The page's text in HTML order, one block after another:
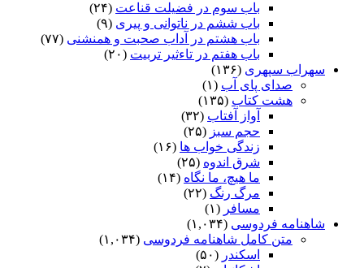
باب سوم در فضیلت قناعت (۲۴)
باب ششم در ناتوانى و پیرى (۹)
باب هشتم در آداب صحبت و همنشنى (۷۷)
باب هفتم در تاءثیر تربیت (۲۰)
سهراب سپهری (۱۳۶)
صدای پای آب (۱)
هشت کتاب (۱۳۵)
آواز آفتاب (۳۲)
حجم سبز (۲۵)
زندگی خواب ها (۱۶)
شرق اندوه (۲۵)
ما هیچ، ما نگاه (۱۴)
مرگ رنگ (۲۲)
مسافر (۱)
شاهنامه فردوسی (۱,۰۳۴)
متن کامل شاهنامه فردوسی (۱,۰۳۴)
اسکندر (۵۰)